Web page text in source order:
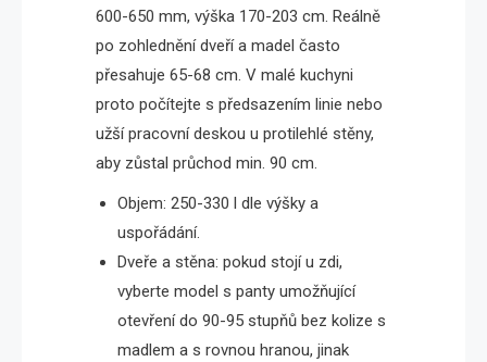
600-650 mm, výška 170-203 cm. Reálně
po zohlednění dveří a madel často
přesahuje 65-68 cm. V malé kuchyni
proto počítejte s předsazením linie nebo
užší pracovní deskou u protilehlé stěny,
aby zůstal průchod min. 90 cm.
Objem: 250-330 l dle výšky a
uspořádání.
Dveře a stěna: pokud stojí u zdi,
vyberte model s panty umožňující
otevření do 90-95 stupňů bez kolize s
madlem a s rovnou hranou, jinak